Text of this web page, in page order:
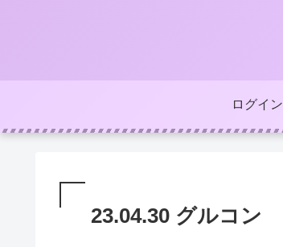
ログイン
23.04.30 グルコン